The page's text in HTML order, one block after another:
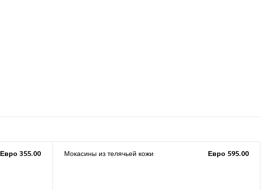
Евро 355.00 Мокасины из телячьей кожи Евро 595.00